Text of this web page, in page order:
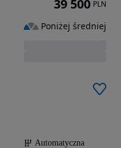
Automatyczna
39 500 PLN
Poniżej średniej